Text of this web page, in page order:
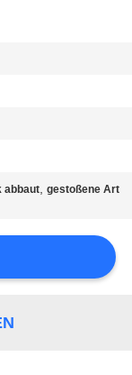
abbaut,gestoßene Art